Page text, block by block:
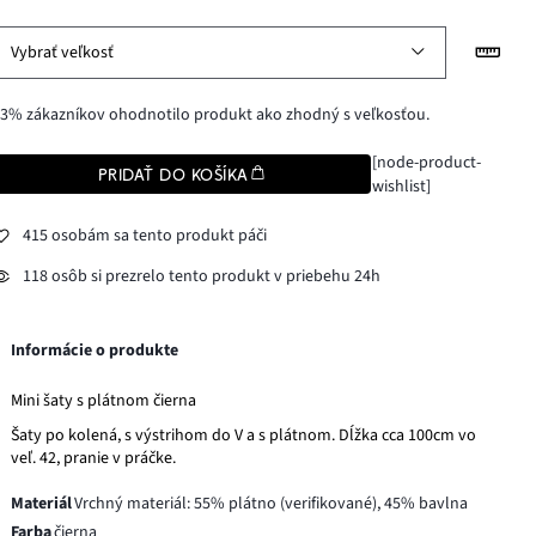
Vybrať veľkosť
zákazníkov ohodnotilo produkt ako zhodný s veľkosťou.
PRIDAŤ DO KOŠÍKA
[node-product-
wishlist]
415 osobám sa tento produkt páči
118 osôb si prezrelo tento produkt v priebehu 24h
Informácie o produkte
Mini šaty s plátnom čierna
Šaty po kolená, s výstrihom do V a s plátnom. Dĺžka cca 100cm vo
veľ. 42, pranie v práčke.
MateriálVrchný materiál: 55% plátno (verifikované), 45% bavlna